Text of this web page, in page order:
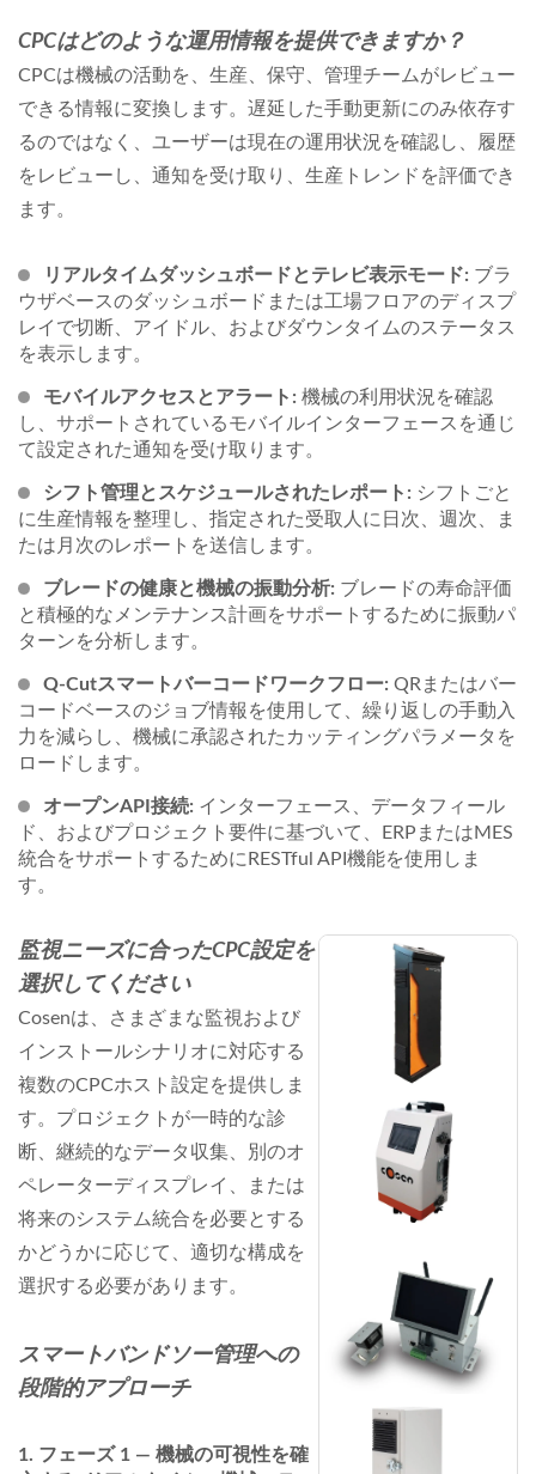
CPCはどのような運用情報を提供できますか？
CPCは機械の活動を、生産、保守、管理チームがレビュー
できる情報に変換します。遅延した手動更新にのみ依存す
るのではなく、ユーザーは現在の運用状況を確認し、履歴
をレビューし、通知を受け取り、生産トレンドを評価でき
ます。
リアルタイムダッシュボードとテレビ表示モード: ブラ
ウザベースのダッシュボードまたは工場フロアのディスプ
レイで切断、アイドル、およびダウンタイムのステータス
を表示します。
モバイルアクセスとアラート: 機械の利用状況を確認
し、サポートされているモバイルインターフェースを通じ
て設定された通知を受け取ります。
シフト管理とスケジュールされたレポート: シフトごと
に生産情報を整理し、指定された受取人に日次、週次、ま
たは月次のレポートを送信します。
ブレードの健康と機械の振動分析: ブレードの寿命評価
と積極的なメンテナンス計画をサポートするために振動パ
ターンを分析します。
Q-Cutスマートバーコードワークフロー: QRまたはバー
コードベースのジョブ情報を使用して、繰り返しの手動入
力を減らし、機械に承認されたカッティングパラメータを
ロードします。
オープンAPI接続: インターフェース、データフィール
ド、およびプロジェクト要件に基づいて、ERPまたはMES
統合をサポートするためにRESTful API機能を使用しま
す。
監視ニーズに合ったCPC設定を
選択してください
Cosenは、さまざまな監視および
インストールシナリオに対応する
複数のCPCホスト設定を提供しま
す。プロジェクトが一時的な診
断、継続的なデータ収集、別のオ
ペレーターディスプレイ、または
将来のシステム統合を必要とする
かどうかに応じて、適切な構成を
選択する必要があります。
スマートバンドソー管理への
段階的アプローチ
フェーズ 1 — 機械の可視性を確